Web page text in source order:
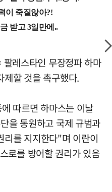
레스타인 무장정파 하마
제할 것을 촉구했다.
따르면 하마스는 이날
을 동원하고 국제 규범과
리를 지지한다"며 이란이
로를 방어할 권리가 있음